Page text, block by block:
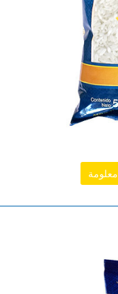
معلومة